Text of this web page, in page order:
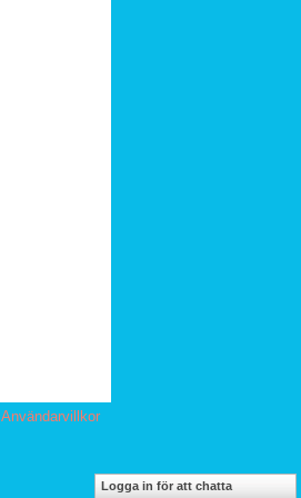
Användarvillkor
Logga in för att chatta